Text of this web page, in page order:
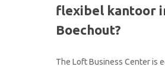
flexibel kantoor
Boechout?
The Loft Business Center is